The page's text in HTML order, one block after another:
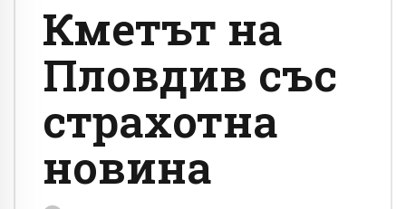
Кметът на
Пловдив със
страхотна
новина